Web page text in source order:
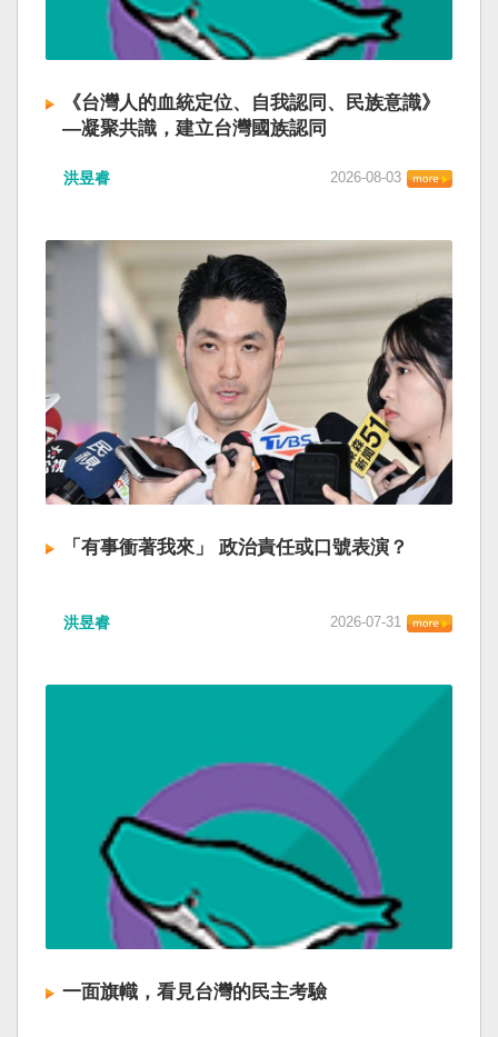
《台灣人的血統定位、自我認同、民族意識》
—凝聚共識，建立台灣國族認同
洪昱睿 2026-08-03
「有事衝著我來」 政治責任或口號表演？
洪昱睿 2026-07-31
一面旗幟，看見台灣的民主考驗